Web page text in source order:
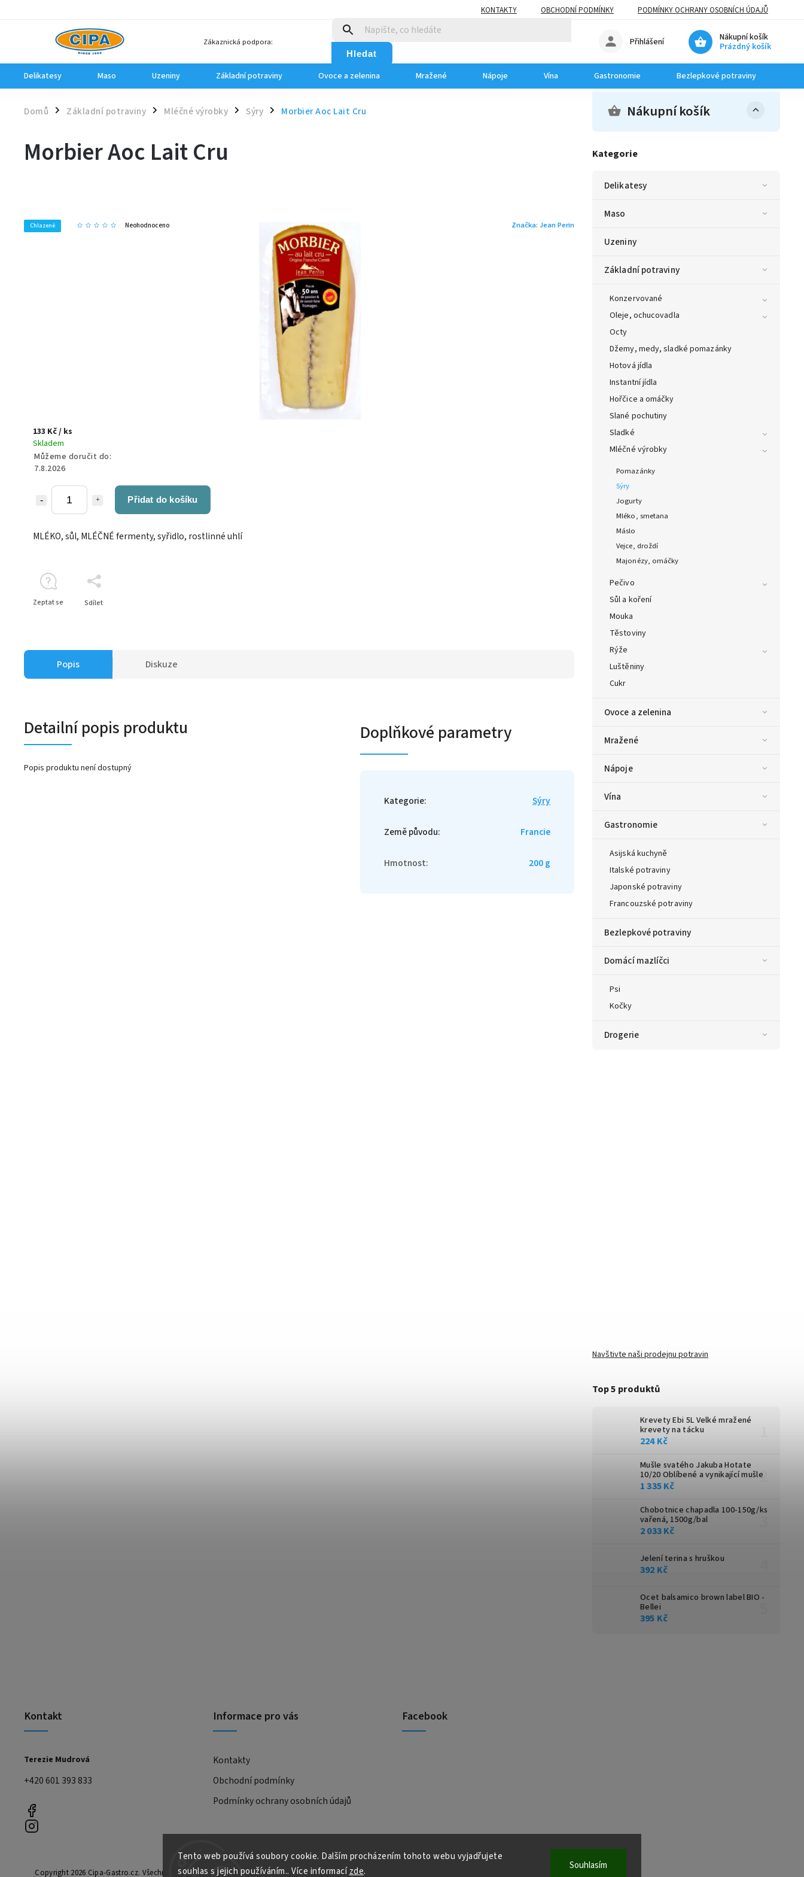
Tento web používá soubory cookie. Dalším procházením tohoto webu vyjadřujete
souhlas s jejich používáním.. Více informacízde. Souhlasím
KONTAKTY OBCHODNÍ PODMÍNKY PODMÍNKY OCHRANY OSOBNÍCH ÚDAJŮ
Zákaznická podpora:
Hledat
Nákupní košík
Prázdný košík
Přihlášení
Delikatesy Maso Uzeniny Základní potraviny Ovoce a zelenina Mražené Nápoje Vína Gastronomie Bezlepkové potraviny
Domů / Základní potraviny / Mléčné výrobky / Sýry / Morbier Aoc Lait Cru Nákupní košík
Kategorie
Delikatesy
Maso
Uzeniny
Základní potraviny
Konzervované
Oleje, ochucovadla
Octy
Džemy, medy, sladké pomazánky
Hotová jídla
Instantní jídla
Hořčice a omáčky
Slané pochutiny
Sladké
Mléčné výrobky
Pomazánky
Sýry
Jogurty
Mléko, smetana
Máslo
Vejce, droždí
Majonézy, omáčky
Pečivo
Sůl a koření
Mouka
Těstoviny
Rýže
Luštěniny
Cukr
Ovoce a zelenina
Mražené
Nápoje
Vína
Gastronomie
Asijská kuchyně
Italské potraviny
Japonské potraviny
Francouzské potraviny
Bezlepkové potraviny
Domácí mazlíčci
Psi
Kočky
Drogerie
Navštivte naši prodejnu potravin
Top 5 produktů
Krevety Ebi 5L Velké mražené
krevety na tácku
224 Kč
Mušle svatého Jakuba Hotate
10/20 Oblíbené a vynikající mušle
1 335 Kč
Chobotnice chapadla 100-150g/ks
vařená, 1500g/bal
2 033 Kč
Jelení terina s hruškou
392 Kč
Ocet balsamico brown label BIO -
Bellei
395 Kč
Morbier Aoc Lait Cru
Chlazené Neohodnoceno Značka: Jean Perin
133 Kč/ ks
Skladem
Můžeme doručit do:
7.8.2026
Přidat do košíku
MLÉKO, sůl, MLÉČNÉ fermenty, syřidlo, rostlinné uhlí
Zeptat se Sdílet
Popis Diskuze
Detailní popis produktu
Popis produktu není dostupný
Doplňkové parametry
Kategorie: Sýry
Země původu: Francie
Hmotnost: 200 g
Kontakt
Terezie Mudrová
+420 601 393 833
Informace pro vás
Kontakty
Obchodní podmínky
Podmínky ochrany osobních údajů
Facebook
Copyright 2026 Cipa-Gastro.cz. Všechna práva vyhrazena.